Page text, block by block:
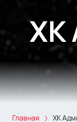
ХК
Главная ХК